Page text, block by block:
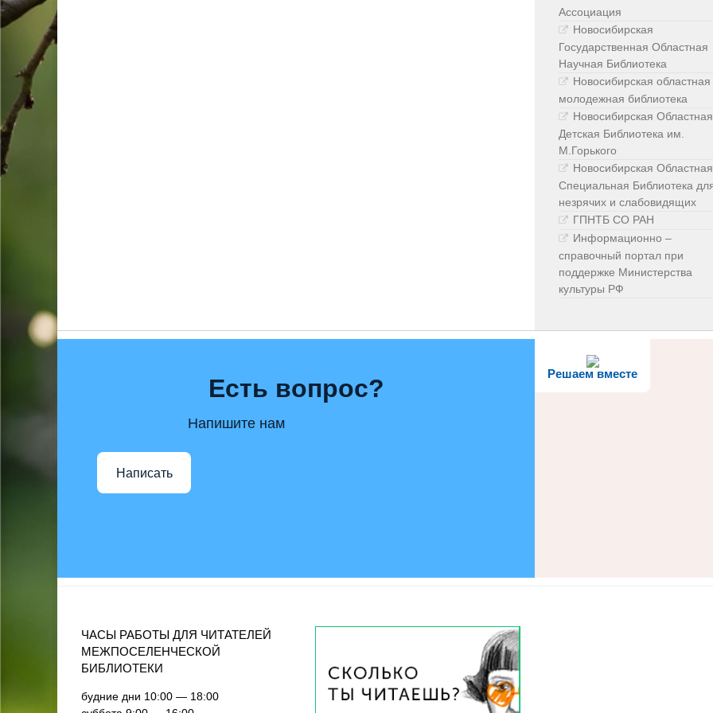
Ассоциация
Новосибирская
Государственная Областная
Научная Библиотека
Новосибирская областная
молодежная библиотека
Новосибирская Областная
Детская Библиотека им.
М.Горького
Новосибирская Областная
Специальная Библиотека
незрячих и слабовидящих
ГПНТБ СО РАН
Информационно –
справочный портал при
поддержке Министерства
культуры РФ
Решаем вместе
Есть вопрос?
Напишите нам
Написать
ЧАСЫ РАБОТЫ ДЛЯ ЧИТАТЕЛЕЙ
МЕЖПОСЕЛЕНЧЕСКОЙ
БИБЛИОТЕКИ
будние дни 10:00 — 18:00